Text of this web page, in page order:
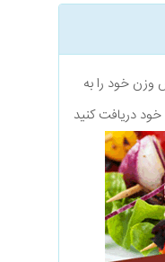
وزن خود را به
دریافت کنید